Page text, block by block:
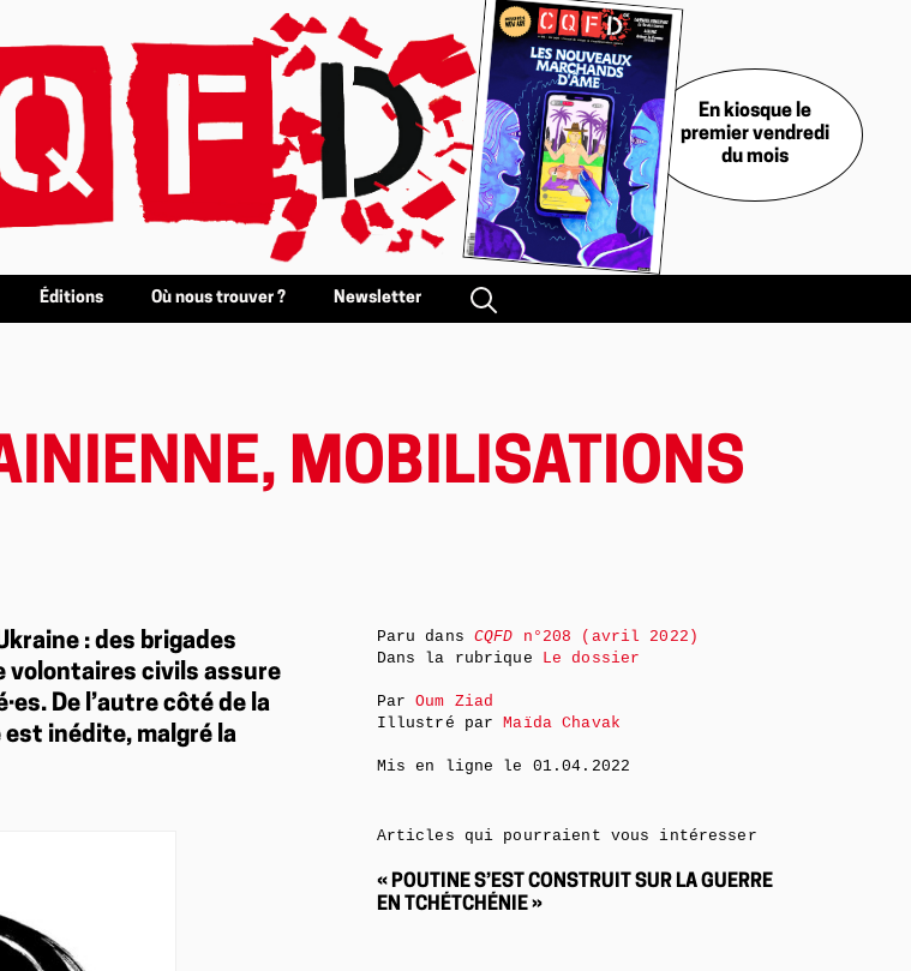
En kiosque le
premier vendredi
du mois
Éditions Où nous trouver ? Newsletter
MOBILISATIONS
: des brigades
volontaires civils assure
De l’autre côté de la
inédite, malgré la
Paru dans CQFD n°208 (avril 2022)
Dans la rubrique Le dossier
ParOum Ziad
Illustré parMaïda Chavak
Mis en ligne le 01.04.2022
Articles qui pourraient vous intéresser
« POUTINE S’EST CONSTRUIT SUR LA GUERRE
EN TCHÉTCHÉNIE »